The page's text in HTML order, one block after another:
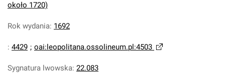
około 1720)
Rok wydania: 1692
: 4429 ; oai:leopolitana.ossolineum.pl:4503
Sygnatura lwowska: 22.083